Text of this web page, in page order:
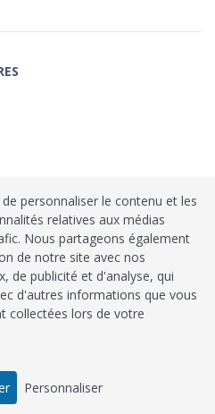
Connect
: n°212900
personnaliser le contenu et les
relatives aux médias
Nous partageons également
de notre site avec nos
de publicité et d'analyse, qui
d'autres informations que vous
collectées lors de votre
Personnaliser